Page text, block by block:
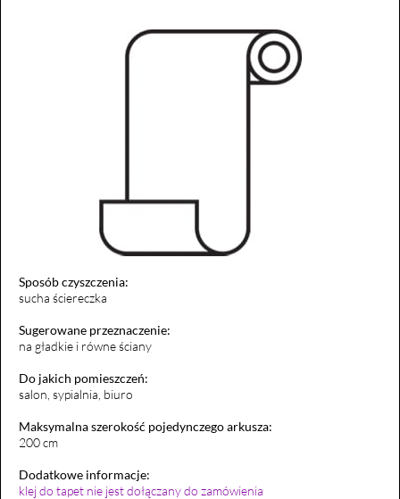
Sposób czyszczenia:
sucha ściereczka
Sugerowane przeznaczenie:
na gładkie i równe ściany
Do jakich pomieszczeń:
salon, sypialnia, biuro
Maksymalna szerokość pojedynczego arkusza:
200 cm
Dodatkowe informacje:
klej do tapet nie jest dołączany do zamówienia